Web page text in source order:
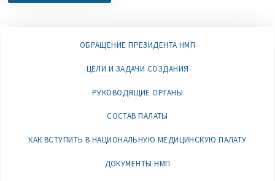
ОБРАЩЕНИЕ ПРЕЗИДЕНТА НМП
ЦЕЛИ И ЗАДАЧИ СОЗДАНИЯ
РУКОВОДЯЩИЕ ОРГАНЫ
СОСТАВ ПАЛАТЫ
КАК ВСТУПИТЬ В НАЦИОНАЛЬНУЮ МЕДИЦИНСКУЮ ПАЛАТУ
ДОКУМЕНТЫ НМП